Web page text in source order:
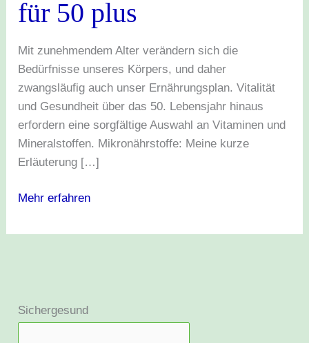
für 50 plus
Mit zunehmendem Alter verändern sich die
Bedürfnisse unseres Körpers, und daher
zwangsläufig auch unser Ernährungsplan. Vitalität
und Gesundheit über das 50. Lebensjahr hinaus
erfordern eine sorgfältige Auswahl an Vitaminen und
Mineralstoffen. Mikronährstoffe: Meine kurze
Erläuterung […]
50
Mehr erfahren
Sichergesund